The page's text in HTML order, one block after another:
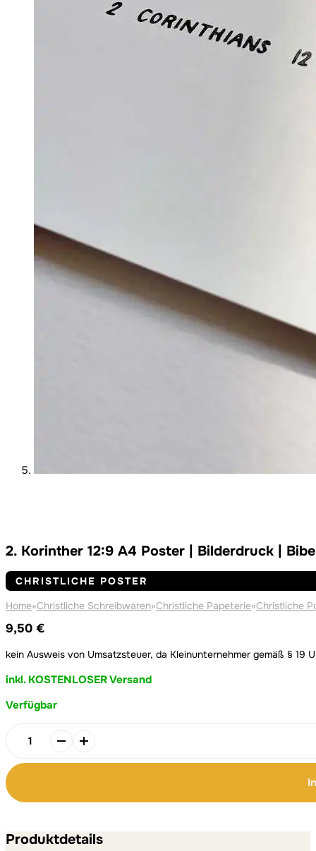
2. Korinther 12:9 A4 Poster | Bilderdruck |
CHRISTLICHE POSTER
Home»Christliche Schreibwaren»Christliche Papeterie»Christliche
9,50 €
kein Ausweis von Umsatzsteuer, da Kleinunternehmer gemäß § 19
inkl. KOSTENLOSER Versand
Verfügbar
Korinther
A4
Poster
Bilderdruck
Produktdetails